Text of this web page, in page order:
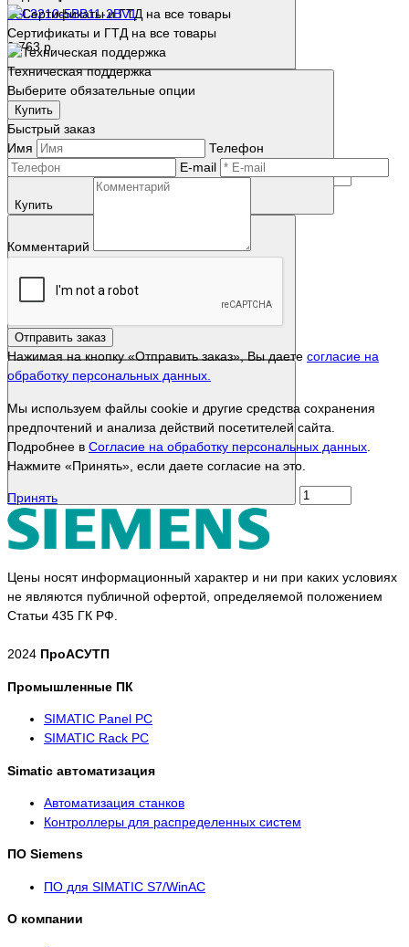
6SL3210-5BB11-2BV1
9 763 р.
Купить
Сертификаты и ГТД на все товары
Техническая поддержка
Выберите обязательные опции
Купить
Быстрый заказ
Имя
Телефон
E-mail
Комментарий
Отправить заказ
Нажимая на кнопку «Отправить заказ», Вы даете согласие на
обработку персональных данных.
Мы используем файлы cookie и другие средства сохранения
предпочтений и анализа действий посетителей сайта.
Подробнее в Согласие на обработку персональных данных
Нажмите «Принять», если даете согласие на это.
Принять
Цены носят информационный характер и ни при каких условиях
не являются публичной офертой, определяемой положением
Статьи 435 ГК РФ.
2024 ПроАСУТП
Промышленные ПК
SIMATIC Panel PС
SIMATIC Rack PC
Simatic автоматизация
Автоматизация станков
Контроллеры для распределенных систем
ПО Siemens
ПО для SIMATIC S7/WinAC
О компании